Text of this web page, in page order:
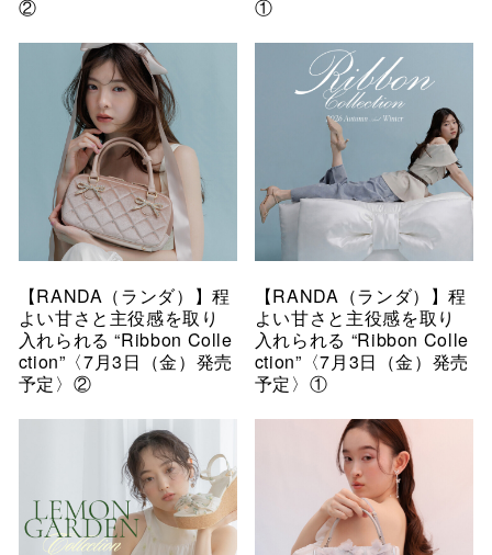
② ①
【RANDA（ランダ）】程
よい甘さと主役感を取り
入れられる “Ribbon Colle
ction”〈7月3日（金）発売
予定〉②
【RANDA（ランダ）】程
よい甘さと主役感を取り
入れられる “Ribbon Colle
ction”〈7月3日（金）発売
予定〉①